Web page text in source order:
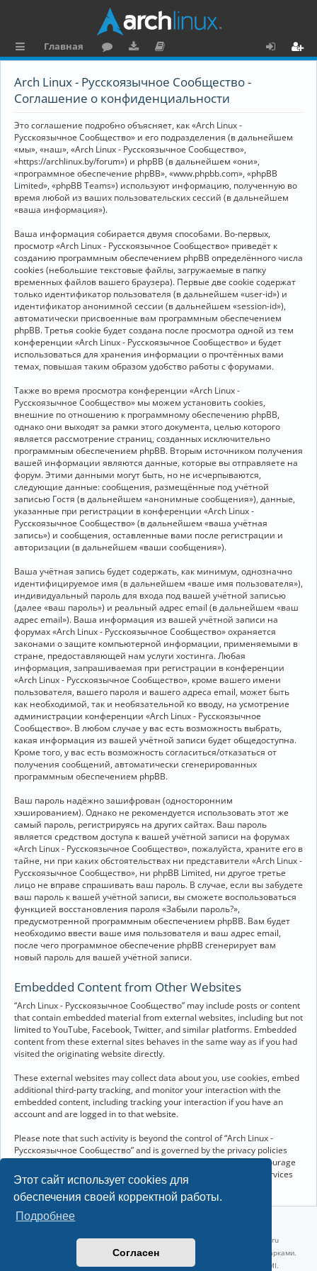
Этот сайт использует cookies для
обеспечения своей корректной работы.
Подробнее
Согласен
ы
к
и
Главная
ру
ру
и
ку
е
н
та
ц
я
Arch Linux - Русскоязычное Сообщество -
Соглашение о конфиденциальности
Это соглашение подробно объясняет, как «Arch Linux -
Русскоязычное Сообщество» и его подразделения (в дальнейшем
«мы», «наш», «Arch Linux - Русскоязычное Сообщество»,
«https://archlinux.by/forum») и phpBB (в дальнейшем «они»,
«программное обеспечение phpBB», «www.phpbb.com», «phpBB
Limited», «phpBB Teams») используют информацию, полученную во
время любой из ваших пользовательских сессий (в дальнейшем
«ваша информация»).
Ваша информация собирается двумя способами. Во-первых,
просмотр «Arch Linux - Русскоязычное Сообщество» приведёт к
созданию программным обеспечением phpBB определённого числа
cookies (небольшие текстовые файлы, загружаемые в папку
временных файлов вашего браузера). Первые две cookie содержат
только идентификатор пользователя (в дальнейшем «user-id») и
идентификатор анонимной сессии (в дальнейшем «session-id»),
автоматически присвоенные вам программным обеспечением
phpBB. Третья cookie будет создана после просмотра одной из тем
конференции «Arch Linux - Русскоязычное Сообщество» и будет
использоваться для хранения информации о прочтённых вами
темах, повышая таким образом удобство работы с форумами.
Также во время просмотра конференции «Arch Linux -
Русскоязычное Сообщество» мы можем установить cookies,
внешние по отношению к программному обеспечению phpBB,
однако они выходят за рамки этого документа, целью которого
является рассмотрение страниц, созданных исключительно
программным обеспечением phpBB. Вторым источником получения
вашей информации являются данные, которые вы отправляете на
форум. Этими данными могут быть, но не исчерпываются,
следующие данные: сообщения, размещённые под учётной
записью Гостя (в дальнейшем «анонимные сообщения»), данные,
указанные при регистрации в конференции «Arch Linux -
Русскоязычное Сообщество» (в дальнейшем «ваша учётная
запись») и сообщения, оставленные вами после регистрации и
авторизации (в дальнейшем «ваши сообщения»).
Ваша учётная запись будет содержать, как минимум, однозначно
идентифицируемое имя (в дальнейшем «ваше имя пользователя»),
индивидуальный пароль для входа под вашей учётной записью
(далее «ваш пароль») и реальный адрес email (в дальнейшем «ваш
адрес email»). Ваша информация из вашей учётной записи на
форумах «Arch Linux - Русскоязычное Сообщество» охраняется
законами о защите компьютерной информации, применяемыми в
стране, предоставляющей нам услуги хостинга. Любая
информация, запрашиваемая при регистрации в конференции
«Arch Linux - Русскоязычное Сообщество», кроме вашего имени
пользователя, вашего пароля и вашего адреса email, может быть
как необходимой, так и необязательной ко вводу, на усмотрение
администрации конференции «Arch Linux - Русскоязычное
Сообщество». В любом случае у вас есть возможность выбрать,
какая информация из вашей учётной записи будет общедоступна.
Кроме того, у вас есть возможность согласиться/отказаться от
получения сообщений, автоматически сгенерированных
программным обеспечением phpBB.
Ваш пароль надёжно зашифрован (односторонним
хэшированием). Однако не рекомендуется использовать этот же
самый пароль, регистрируясь на других сайтах. Ваш пароль
является средством доступа к вашей учётной записи на форумах
«Arch Linux - Русскоязычное Сообщество», пожалуйста, храните его в
тайне, ни при каких обстоятельствах ни представители «Arch Linux -
Русскоязычное Сообщество», ни phpBB Limited, ни другое третье
лицо не вправе спрашивать ваш пароль. В случае, если вы забудете
ваш пароль к вашей учётной записи, вы сможете воспользоваться
функцией восстановления пароля «Забыли пароль?»,
предусмотренной программным обеспечением phpBB. Вам будет
необходимо ввести ваше имя пользователя и ваш адрес email,
после чего программное обеспечение phpBB сгенерирует вам
новый пароль для вашей учётной записи.
Embedded Content from Other Websites
“Arch Linux - Русскоязычное Сообщество” may include posts or content
that contain embedded material from external websites, including but not
limited to YouTube, Facebook, Twitter, and similar platforms. Embedded
content from these external sites behaves in the same way as if you had
visited the originating website directly.
These external websites may collect data about you, use cookies, embed
additional third-party tracking, and monitor your interaction with the
embedded content, including tracking your interaction if you have an
account and are logged in to that website.
Please note that such activity is beyond the control of “Arch Linux -
Русскоязычное Сообщество” and is governed by the privacy policies
and terms of service of the respective external websites. We encourage
you to review the privacy and cookie policies of any third-party services
you interact with through embedded content.
Linux 6.18.40-1-lts x86_64 GNU/Linux 2026-07-26 08:48:12 |
vps reg.ru
Название и логотип Arch Linux ™ являются признанными торговыми марками.
Linux ® — зарегистрированная торговая марка Linus Torvalds и LMI.